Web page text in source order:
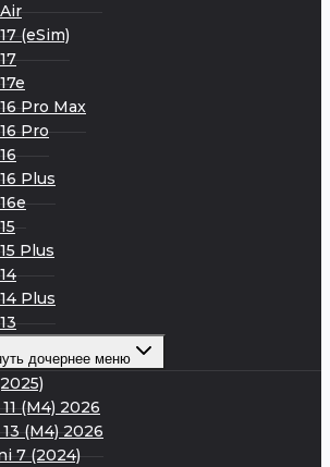
(eSim)
Pro Max
Pro
Plus
Plus
Plus
дочернее меню
(M4) 2026
(M4) 2026
7 (2024)